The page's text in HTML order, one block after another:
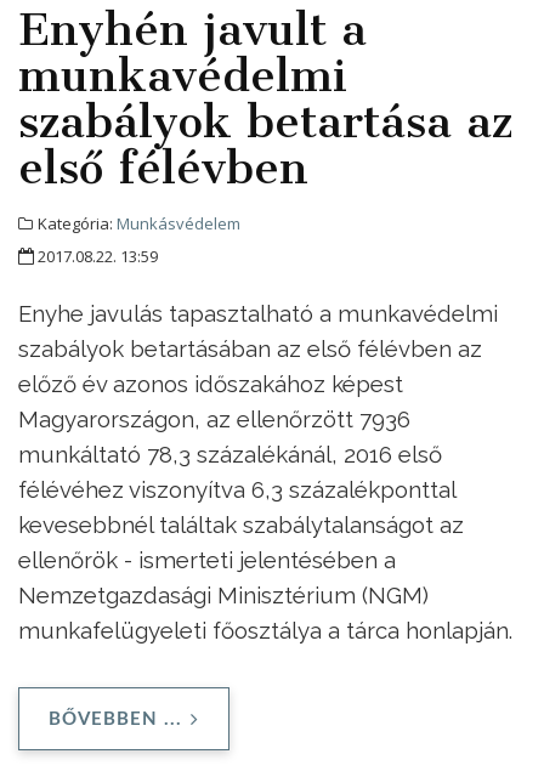
Enyhén javult a
munkavédelmi
szabályok betartása az
első félévben
Kategória: Munkásvédelem
2017.08.22. 13:59
Enyhe javulás tapasztalható a munkavédelmi
szabályok betartásában az első félévben az
előző év azonos időszakához képest
Magyarországon, az ellenőrzött 7936
munkáltató 78,3 százalékánál, 2016 első
félévéhez viszonyítva 6,3 százalékponttal
kevesebbnél találtak szabálytalanságot az
ellenőrök - ismerteti jelentésében a
Nemzetgazdasági Minisztérium (NGM)
munkafelügyeleti főosztálya a tárca honlapján.
BŐVEBBEN ...